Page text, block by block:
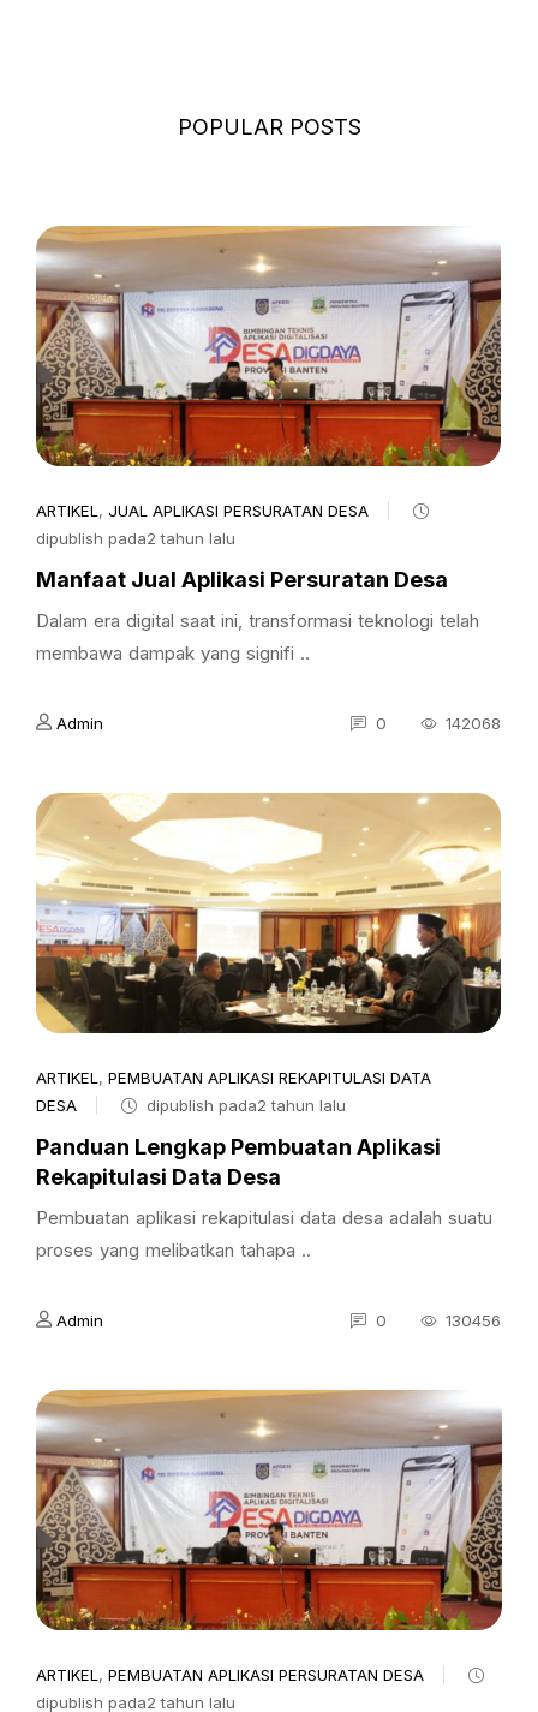
POPULAR POSTS
ARTIKEL , JUAL APLIKASI PERSURATAN DESA
dipublish pada2 tahun lalu
Manfaat Jual Aplikasi Persuratan Desa
Dalam era digital saat ini, transformasi teknologi telah
membawa dampak yang signifi ..
Admin 0 142068
ARTIKEL , PEMBUATAN APLIKASI REKAPITULASI DATA
DESA
dipublish pada2 tahun lalu
Panduan Lengkap Pembuatan Aplikasi
Rekapitulasi Data Desa
Pembuatan aplikasi rekapitulasi data desa adalah suatu
proses yang melibatkan tahapa ..
Admin 0 130456
ARTIKEL , PEMBUATAN APLIKASI PERSURATAN DESA
dipublish pada2 tahun lalu